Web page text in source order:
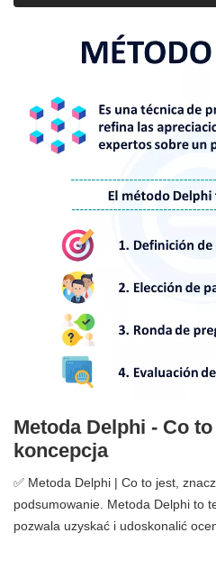
Metoda Delphi - Co
koncepcja
✅ Metoda Delphi | Co to jest,
podsumowanie. Metoda Delphi to
pozwala uzyskać i udoskonalić